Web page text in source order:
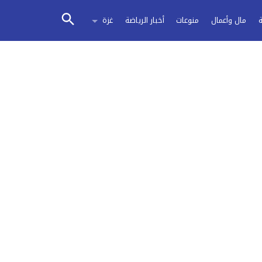
مال وأعمال منوعات أخبار الرياضة غزة